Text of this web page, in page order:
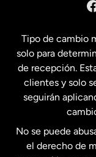
Francia
Tipo de cambio
solo para
de recepción.
clientes y solo
seguirán
No se puede
el derecho de